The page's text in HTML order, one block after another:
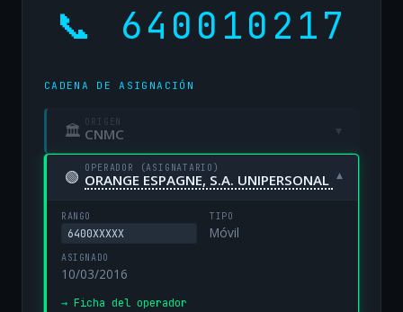
📞 640010217
CADENA DE ASIGNACIÓN
🏛 ORIGEN
CNMC ▾
🟢 OPERADOR (ASIGNATARIO)
ORANGE ESPAGNE, S.A. UNIPERSONAL ▾
RANGO
6400XXXXX
TIPO
Móvil
ASIGNADO
10/03/2016
→ Ficha del operador